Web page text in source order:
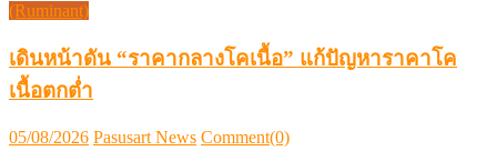
(Ruminant)
เดินหน้าดัน “ราคากลางโคเนื้อ” แก้ปัญหาราคาโค
เนื้อตกต่ำ
Posted
05/08/2026 Author
Pasusart News Comment(0)